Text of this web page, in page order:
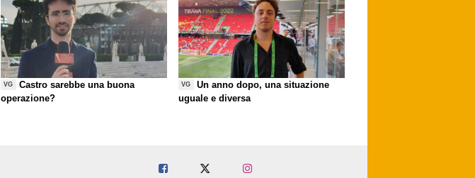
VG
Castro sarebbe una buona
operazione?
VG
Un anno dopo, una situazione
uguale e diversa